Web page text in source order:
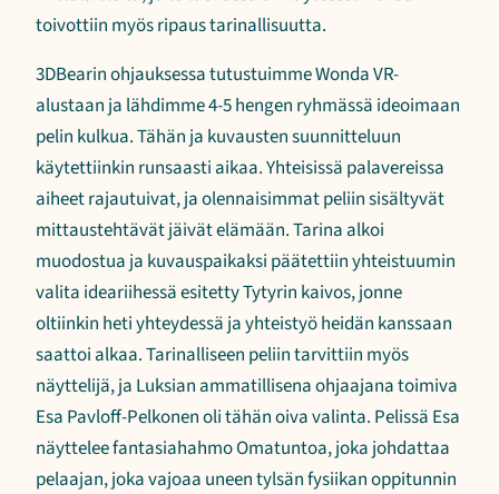
toivottiin myös ripaus tarinallisuutta.
3DBearin ohjauksessa tutustuimme Wonda VR-
alustaan ja lähdimme 4-5 hengen ryhmässä ideoimaan
pelin kulkua. Tähän ja kuvausten suunnitteluun
käytettiinkin runsaasti aikaa. Yhteisissä palavereissa
aiheet rajautuivat, ja olennaisimmat peliin sisältyvät
mittaustehtävät jäivät elämään. Tarina alkoi
muodostua ja kuvauspaikaksi päätettiin yhteistuumin
valita ideariihessä esitetty Tytyrin kaivos, jonne
oltiinkin heti yhteydessä ja yhteistyö heidän kanssaan
saattoi alkaa. Tarinalliseen peliin tarvittiin myös
näyttelijä, ja Luksian ammatillisena ohjaajana toimiva
Esa Pavloff-Pelkonen oli tähän oiva valinta. Pelissä Esa
näyttelee fantasiahahmo Omatuntoa, joka johdattaa
pelaajan, joka vajoaa uneen tylsän fysiikan oppitunnin